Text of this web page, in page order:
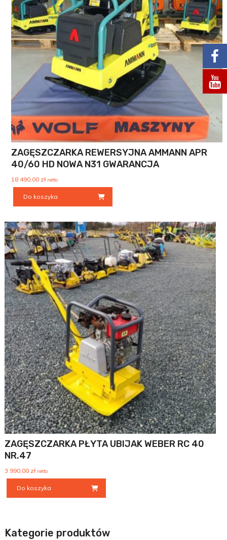
ZAGĘSZCZARKA REWERSYJNA AMMANN APR
40/60 HD NOWA N31 GWARANCJA
18 490,00 zł netto
Do koszyka
ZAGĘSZCZARKA PŁYTA UBIJAK WEBER RC 40
NR.47
3 990,00 zł netto
Do koszyka
Kategorie produktów